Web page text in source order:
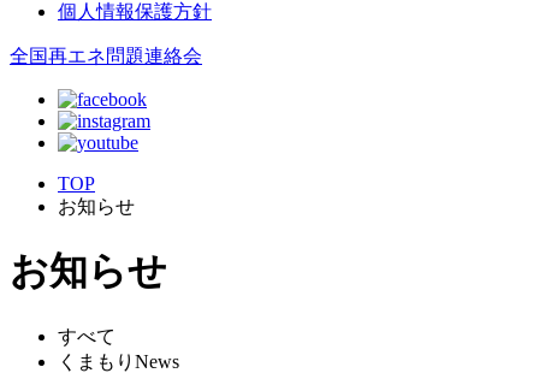
個人情報保護方針
全国再エネ問題連絡会
TOP
お知らせ
お知らせ
すべて
くまもりNews